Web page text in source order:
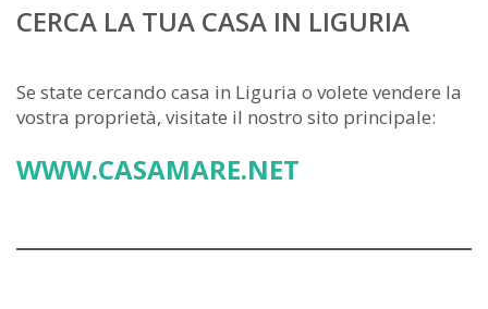
CERCA LA TUA CASA IN LIGURIA
Se state cercando casa in Liguria o volete vendere la
vostra proprietà, visitate il nostro sito principale:
WWW.CASAMARE.NET